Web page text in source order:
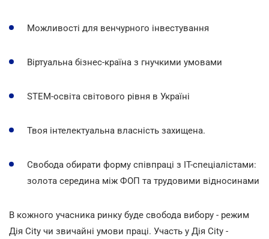
Можливості для венчурного інвестування
Віртуальна бізнес-країна з гнучкими умовами
STEM-освіта світового рівня в Україні
Твоя інтелектуальна власність захищена.
Свобода обирати форму співпраці з ІТ-спеціалістами:
золота середина між ФОП та трудовими відносинами
В кожного учасника ринку буде свобода вибору - режим
Дія City чи звичайні умови праці. Участь у Дія City -